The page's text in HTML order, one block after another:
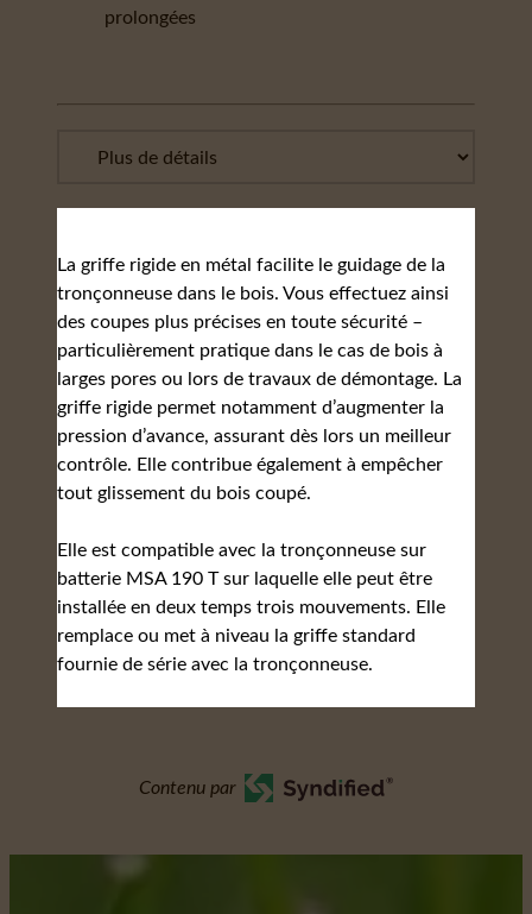
prolongées
La griffe rigide en métal facilite le guidage de la
tronçonneuse dans le bois. Vous effectuez ainsi
des coupes plus précises en toute sécurité –
particulièrement pratique dans le cas de bois à
larges pores ou lors de travaux de démontage. La
griffe rigide permet notamment d’augmenter la
pression d’avance, assurant dès lors un meilleur
contrôle. Elle contribue également à empêcher
tout glissement du bois coupé.
Elle est compatible avec la tronçonneuse sur
batterie MSA 190 T sur laquelle elle peut être
installée en deux temps trois mouvements. Elle
remplace ou met à niveau la griffe standard
fournie de série avec la tronçonneuse.
Contenu par